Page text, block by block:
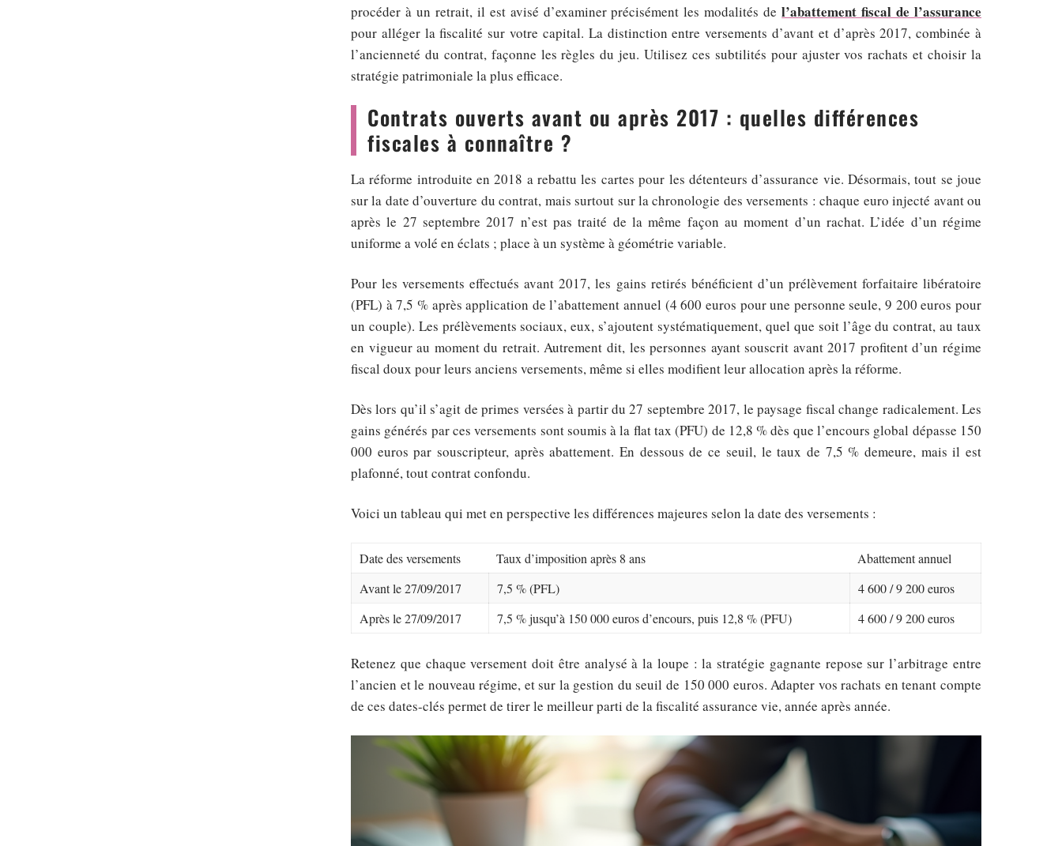
procéder à un retrait, il est avisé d’examiner précisément les modalités del’abattement fiscal de l’assurance
pour alléger la fiscalité sur votre capital. La distinction entre versements d’avant et d’après 2017, combinée à
l’ancienneté du contrat, façonne les règles du jeu. Utilisez ces subtilités pour ajuster vos rachats et choisir la
stratégie patrimoniale la plus efficace.
Contrats ouverts avant ou après 2017 : quelles différences
fiscales à connaître ?
La réforme introduite en 2018 a rebattu les cartes pour les détenteurs d’assurance vie. Désormais, tout se joue
sur la date d’ouverture du contrat, mais surtout sur la chronologie des versements : chaque euro injecté avant ou
après le 27 septembre 2017 n’est pas traité de la même façon au moment d’un rachat. L’idée d’un régime
uniforme a volé en éclats ; place à un système à géométrie variable.
Pour les versements effectués avant 2017, les gains retirés bénéficient d’un prélèvement forfaitaire libératoire
(PFL) à 7,5 % après application de l’abattement annuel (4 600 euros pour une personne seule, 9 200 euros pour
un couple). Les prélèvements sociaux, eux, s’ajoutent systématiquement, quel que soit l’âge du contrat, au taux
en vigueur au moment du retrait. Autrement dit, les personnes ayant souscrit avant 2017 profitent d’un régime
fiscal doux pour leurs anciens versements, même si elles modifient leur allocation après la réforme.
Dès lors qu’il s’agit de primes versées à partir du 27 septembre 2017, le paysage fiscal change radicalement. Les
gains générés par ces versements sont soumis à la flat tax (PFU) de 12,8 % dès que l’encours global dépasse 150
000 euros par souscripteur, après abattement. En dessous de ce seuil, le taux de 7,5 % demeure, mais il est
plafonné, tout contrat confondu.
Voici un tableau qui met en perspective les différences majeures selon la date des versements :
Date des versements Taux d’imposition après 8 ans
Abattement annuel
Avant le 27/09/2017
7,5 % (PFL)
4 600 / 9 200 euros
Après le 27/09/2017
7,5 % jusqu’à 150 000 euros d’encours, puis 12,8 % (PFU) 4 600 / 9 200 euros
Retenez que chaque versement doit être analysé à la loupe : la stratégie gagnante repose sur l’arbitrage entre
l’ancien et le nouveau régime, et sur la gestion du seuil de 150 000 euros. Adapter vos rachats en tenant compte
de ces dates-clés permet de tirer le meilleur parti de la fiscalité assurance vie, année après année.